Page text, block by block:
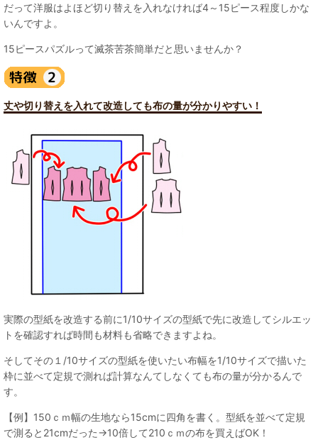
だって洋服はよほど切り替えを入れなければ4～15ピース程度しかな
いんですよ。
15ピースパズルって滅茶苦茶簡単だと思いませんか？
丈や切り替えを入れて改造しても布の量が分かりやすい！
実際の型紙を改造する前に1/10サイズの型紙で先に改造してシルエッ
トを確認すれば時間も材料も省略できますよね。
そしてその１/10サイズの型紙を使いたい布幅を1/10サイズで描いた
枠に並べて定規で測れば計算なんてしなくても布の量が分かるんで
す。
【例】150ｃｍ幅の生地なら15cmに四角を書く。型紙を並べて定規
で測ると21cmだった→10倍して210ｃｍの布を買えばOK！